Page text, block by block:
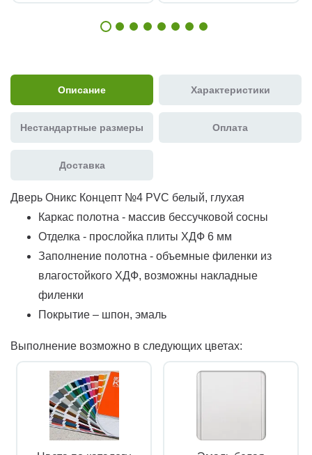
Описание Характеристики
Нестандартные размеры Оплата
Доставка
Дверь Оникс Концепт №4 PVC белый, глухая
Каркас полотна - массив бессучковой сосны
Отделка - прослойка плиты ХДФ 6 мм
Заполнение полотна - объемные филенки из
влагостойкого ХДФ, возможны накладные
филенки
Покрытие – шпон, эмаль
Выполнение возможно в следующих цветах: